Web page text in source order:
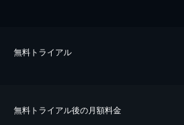
無料トライアル
無料トライアル後の⽉額料金